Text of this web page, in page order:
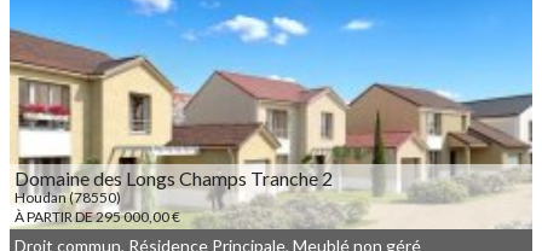
À PARTIR DE 379 000,00 €
Domaine des Longs Champs Tranche 2
Houdan (78550)
À PARTIR DE 295 000,00 €
Droit commun, Résidence Principale, Meublé non géré